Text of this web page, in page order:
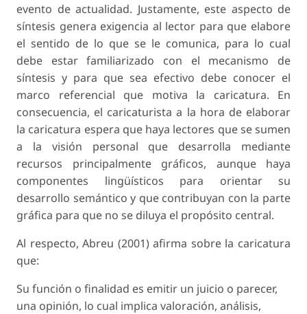
evento de actualidad. Justamente, este aspecto de
síntesis genera exigencia al lector para que elabore
el sentido de lo que se le comunica, para lo cual
debe estar familiarizado con el mecanismo de
síntesis y para que sea efectivo debe conocer el
marco referencial que motiva la caricatura. En
consecuencia, el caricaturista a la hora de elaborar
la caricatura espera que haya lectores que se sumen
a la visión personal que desarrolla mediante
recursos principalmente gráficos, aunque haya
componentes lingüísticos para orientar su
desarrollo semántico y que contribuyan con la parte
gráfica para que no se diluya el propósito central.
Al respecto, Abreu (2001) afirma sobre la caricatura
que:
Su función o finalidad es emitir un juicio o parecer,
una opinión, lo cual implica valoración, análisis,